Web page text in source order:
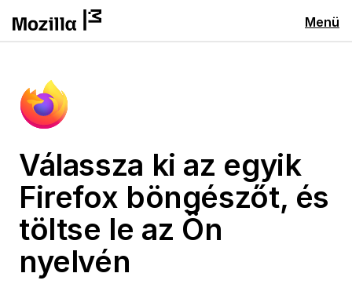
Menü
Válassza ki az egyik
Firefox böngészőt, és
töltse le az Ön
nyelvén